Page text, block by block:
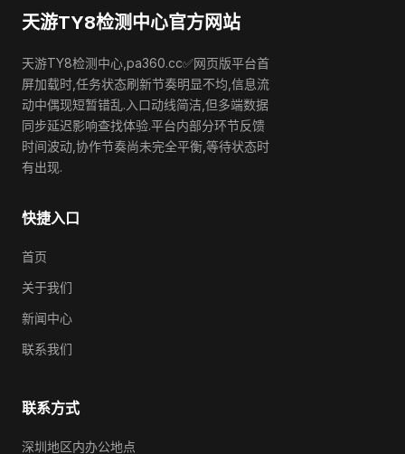
天游TY8检测中心官方网站
天游TY8检测中心,pa360.cc✅网页版平台首
屏加载时,任务状态刷新节奏明显不均,信息流
动中偶现短暂错乱.入口动线简洁,但多端数据
同步延迟影响查找体验.平台内部分环节反馈
时间波动,协作节奏尚未完全平衡,等待状态时
有出现.
快捷入口
首页
关于我们
新闻中心
联系我们
联系方式
深圳地区内办公地点